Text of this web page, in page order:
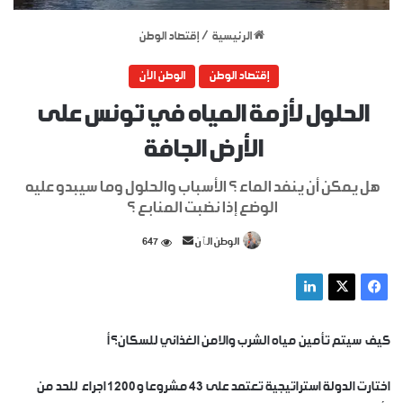
الرئيسية / إقتصاد الوطن
إقتصاد الوطن الوطن الآن
الحلول لأزمة المياه في تونس على
الأرض الجافة
هل يمكن أن ينفد الماء ؟ الأسباب والحلول وما سيبدو عليه
الوضع إذا نضبت المنابع ؟
الوطن الٱن
أرسل 647
كيف سيتم تأمين مياه الشرب والامن الغذائي للسكان؟أ
اختارت الدولة استراتيجية تعتمد على 43 مشروعا و1200 اجراء للحد من